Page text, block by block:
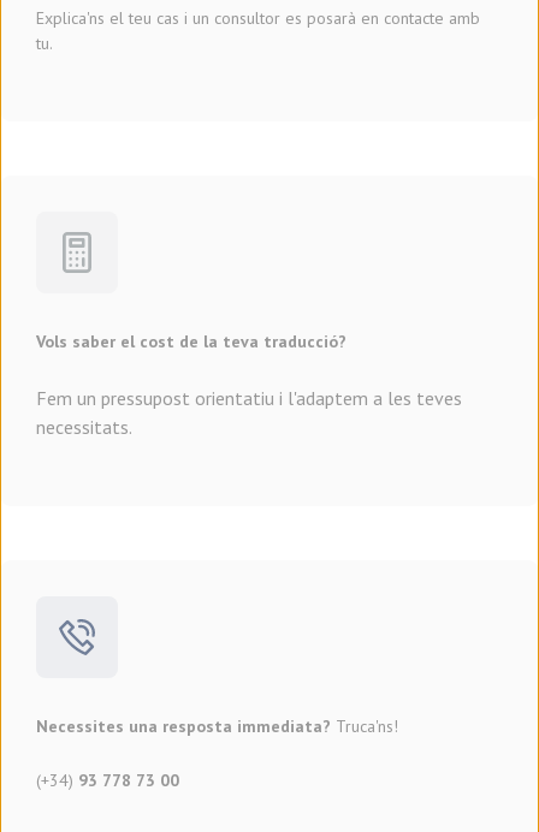
Explica'ns el teu cas i un consultor es posarà en contacte amb
tu.
Vols saber el cost de la teva traducció?
Fem un pressupost orientatiu i l'adaptem a les teves
necessitats.
Necessites una resposta immediata? Truca'ns!
(+34) 93 778 73 00